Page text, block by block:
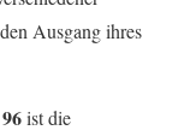
Ausgang ihres
ist die